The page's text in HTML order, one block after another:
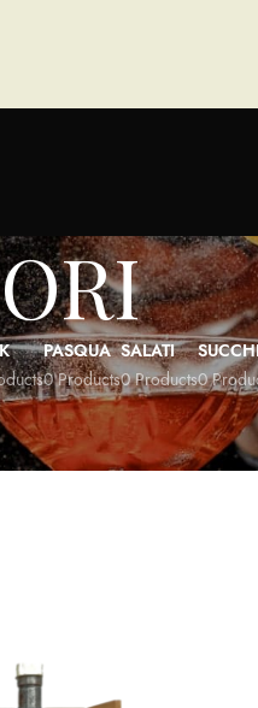
PASQUA
0 Products
SALATI
0 Products0